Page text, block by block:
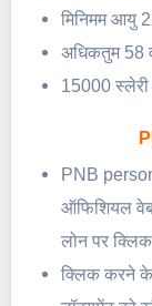
मिनिमम आयु
अधिकतुम 58
15000
PNB
ऑफिशियल
लोन पर क्लिक
क्लिक करने के